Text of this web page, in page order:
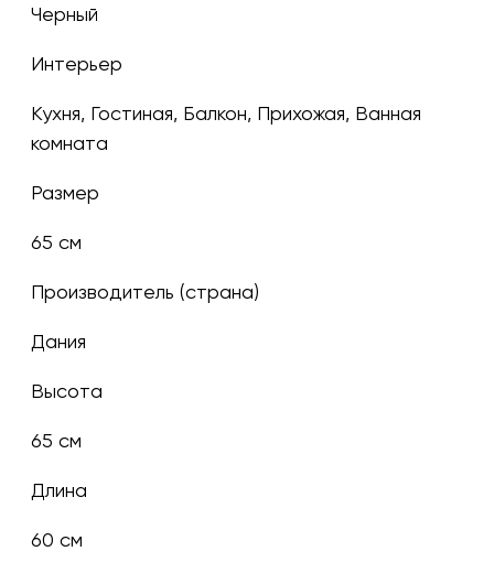
черный
Интерьер
Кухня, Гостиная, Балкон, Прихожая, Ванная
комната
Размер
65 см
Производитель (страна)
Дания
Высота
65 см
Длина
60 см